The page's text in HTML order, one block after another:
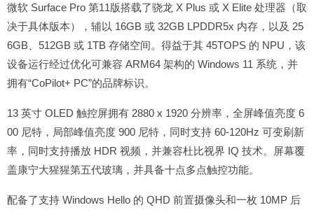
微软 Surface Pro 第11版搭载了骁龙 X Plus 或 X Elite 处理器（取
决于具体版本），辅以 16GB 或 32GB LPDDR5x 内存，以及 25
6GB、512GB 或 1TB 存储空间。得益于其 45TOPS 的 NPU，该
设备运行经过优化可兼容 ARM64 架构的 Windows 11 系统，并
拥有“CoPilot+ PC”的品牌标识。
13 英寸 OLED 触控屏拥有 2880 x 1920 分辨率，全屏峰值亮度 6
00 尼特，局部峰值亮度 900 尼特，同时支持 60-120Hz 可变刷新
率，同时支持播放 HDR 视频，并兼容杜比视界 IQ 技术。屏幕覆
盖康宁大猩猩第五代玻璃，并具备十点多点触控功能。
配备了支持 Windows Hello 的 QHD 前置摄像头和一枚 10MP 后